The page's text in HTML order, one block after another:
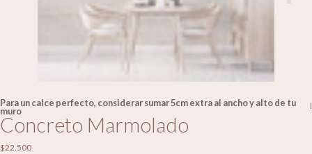
Para un calce perfecto, considerar sumar 5cm extra al ancho y alto de tu
muro
|
Concreto Marmolado
$22.500